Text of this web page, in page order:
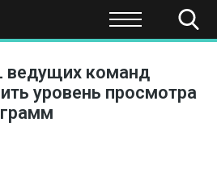
ЭКОНОМИКА НАУКА И
ведущих команд
уровень просмотра